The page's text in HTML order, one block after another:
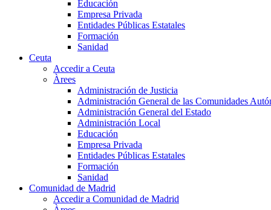
Educación
Empresa Privada
Entidades Públicas Estatales
Formación
Sanidad
Ceuta
Accedir a Ceuta
Àrees
Administración de Justicia
Administración General de las Comunidades
Administración General del Estado
Administración Local
Educación
Empresa Privada
Entidades Públicas Estatales
Formación
Sanidad
Comunidad de Madrid
Accedir a Comunidad de Madrid